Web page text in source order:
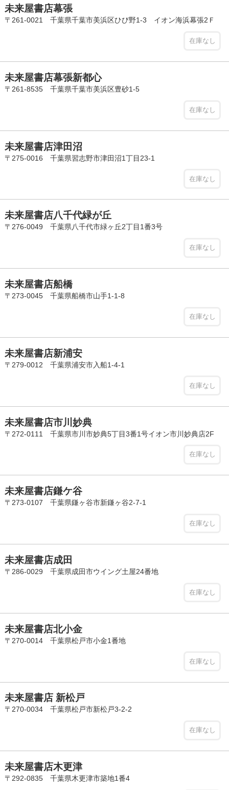
未来屋書店幕張
〒261-0021 千葉県千葉市美浜区ひび野1-3 イオン海浜幕張2Ｆ
在庫なし
未来屋書店幕張新都心
〒261-8535 千葉県千葉市美浜区豊砂1-5
在庫なし
未来屋書店津田沼
〒275-0016 千葉県習志野市津田沼1丁目23-1
在庫なし
未来屋書店八千代緑が丘
〒276-0049 千葉県八千代市緑ヶ丘2丁目1番3号
在庫なし
未来屋書店船橋
〒273-0045 千葉県船橋市山手1-1-8
在庫なし
未来屋書店新浦安
〒279-0012 千葉県浦安市入船1-4-1
在庫なし
未来屋書店市川妙典
〒272-0111 千葉県市川市妙典5丁目3番1号イオン市川妙典店2F
在庫なし
未来屋書店鎌ケ谷
〒273-0107 千葉県鎌ヶ谷市新鎌ヶ谷2-7-1
在庫なし
未来屋書店成田
〒286-0029 千葉県成田市ウイング土屋24番地
在庫なし
未来屋書店北小金
〒270-0014 千葉県松戸市小金1番地
在庫なし
未来屋書店 新松戸
〒270-0034 千葉県松戸市新松戸3-2-2
在庫なし
未来屋書店木更津
〒292-0835 千葉県木更津市築地1番4